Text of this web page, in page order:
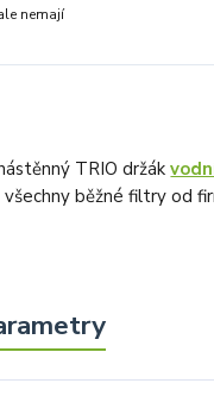
nemají
TRIO držák
všechny běžné filtry od